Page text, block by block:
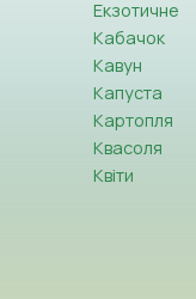
Екзотичне
Кабачок
Кавун
Капуста
Картопля
Квасоля
Квіти